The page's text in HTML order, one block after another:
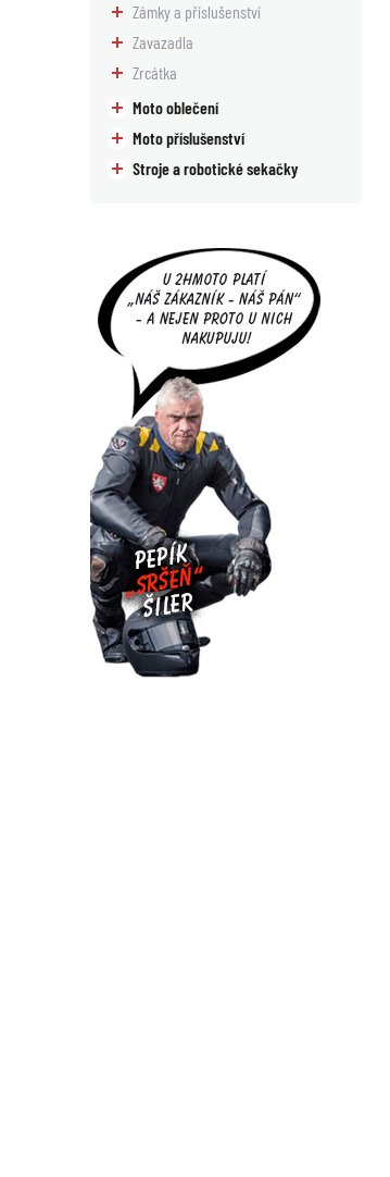
Zámky a příslušenství
Zavazadla
Zrcátka
Moto oblečení
Moto příslušenství
Stroje a robotické sekačky